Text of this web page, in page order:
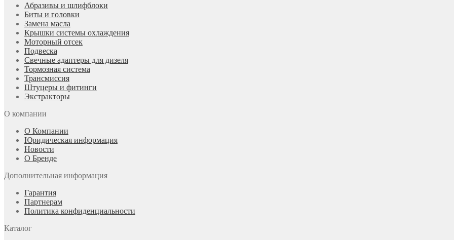
Абразивы и шлифблоки
Биты и головки
Замена масла
Крышки системы охлаждения
Моторный отсек
Подвеска
Свечные адаптеры для дизеля
Тормозная система
Трансмиссия
Штуцеры и фитинги
Экстракторы
О компании
О Компании
Юридическая информация
Новости
О Бренде
Дополнительная информация
Гарантия
Партнерам
Политика конфиденциальности
Каталог